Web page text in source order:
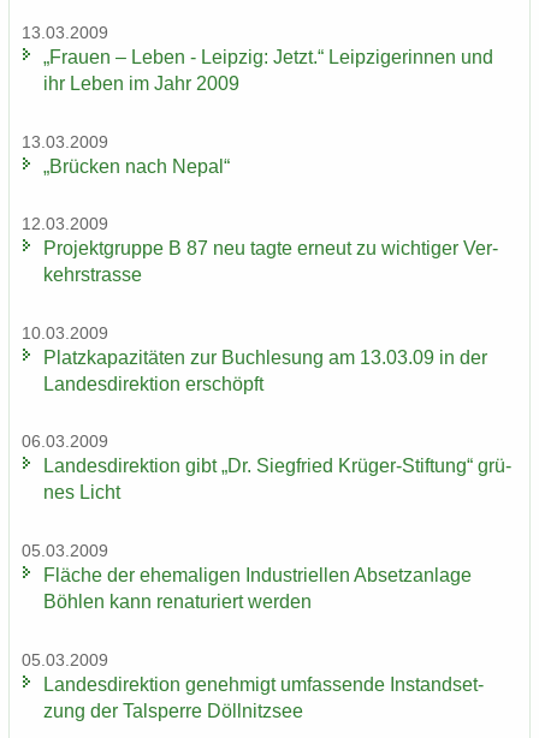
13.03.2009
„Frau­en – Leben - Leip­zig: Jetzt.“ Leip­zi­ge­rin­nen und
ihr Leben im Jahr 2009
13.03.2009
„Brü­cken nach Nepal“
12.03.2009
Pro­jekt­grup­pe B 87 neu tagte er­neut zu wich­ti­ger Ver­
kehrs­tras­se
10.03.2009
Platz­ka­pa­zi­tä­ten zur Buch­le­sung am 13.03.09 in der
Lan­des­di­rek­ti­on er­schöpft
06.03.2009
Lan­des­di­rek­ti­on gibt „Dr. Sieg­fried Krüger-​Stiftung“ grü­
nes Licht
05.03.2009
Flä­che der ehe­ma­li­gen In­dus­tri­el­len Ab­setz­an­la­ge
Böh­len kann re­na­tu­riert wer­den
05.03.2009
Lan­des­di­rek­ti­on ge­neh­migt um­fas­sen­de In­stand­set­
zung der Tal­sper­re Döll­nitz­see